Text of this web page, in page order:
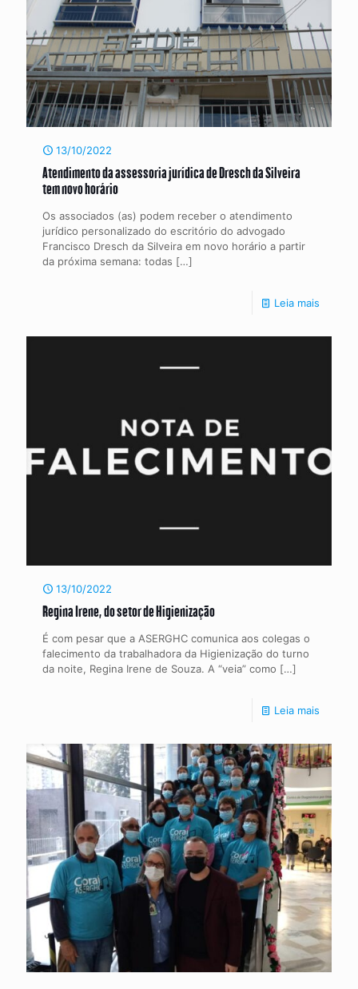
13/10/2022
Atendimento da assessoria jurídica de Dresch da Silveira
tem novo horário
Os associados (as) podem receber o atendimento
jurídico personalizado do escritório do advogado
Francisco Dresch da Silveira em novo horário a partir
da próxima semana: todas […]
Leia mais
13/10/2022
Regina Irene, do setor de Higienização
É com pesar que a ASERGHC comunica aos colegas o
falecimento da trabalhadora da Higienização do turno
da noite, Regina Irene de Souza. A “veia” como […]
Leia mais